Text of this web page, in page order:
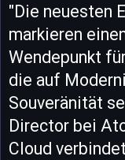
"Die neuesten
markieren
Wendepunkt
die auf
Souveränität
Director bei
Cloud